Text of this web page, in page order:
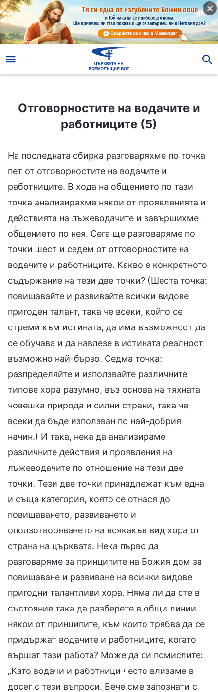
Отговорностите на водачите и работниците (5)
Отговорностите на водачите и
работниците (5)
На последната сбирка разговаряхме по точка
пет от отговорностите на водачите и
работниците. В хода на общението по тази
точка анализирахме някои от проявленията и
действията на лъжеводачите и завършихме
общението по нея. Сега ще разговаряме по
точки шест и седем от отговорностите на
водачите и работниците. Какво е конкретното
съдържание на тези две точки? (Шеста точка:
повишавайте и развивайте всички видове
пригоден талант, така че всеки, който се
стреми към истината, да има възможност да
се обучава и да навлезе в истината реалност
възможно най-бързо. Седма точка:
разпределяйте и използвайте различните
типове хора разумно, въз основа на тяхната
човешка природа и силни страни, така че
всеки да бъде използван по най-добрия
начин.) И така, нека да анализираме
различните действия и проявления на
лъжеводачите по отношение на тези две
точки. Тези две точки принадлежат към една
и съща категория, която се отнася до
повишаването, развиването и
оползотворяването на всякакъв вид хора от
страна на църквата. Нека първо да
разговаряме за принципите на Божия дом за
повишаване и развиване на всички видове
пригодни талантливи хора. Няма ли да сте в
състояние така да разберете в общи линии
някои от принципите, към които трябва да се
придържат водачите и работниците, когато
вършат тази работа? Може да си помислите:
„Като водачи и работници често влизаме в
досег с тези въпроси. Вече сме запознати с